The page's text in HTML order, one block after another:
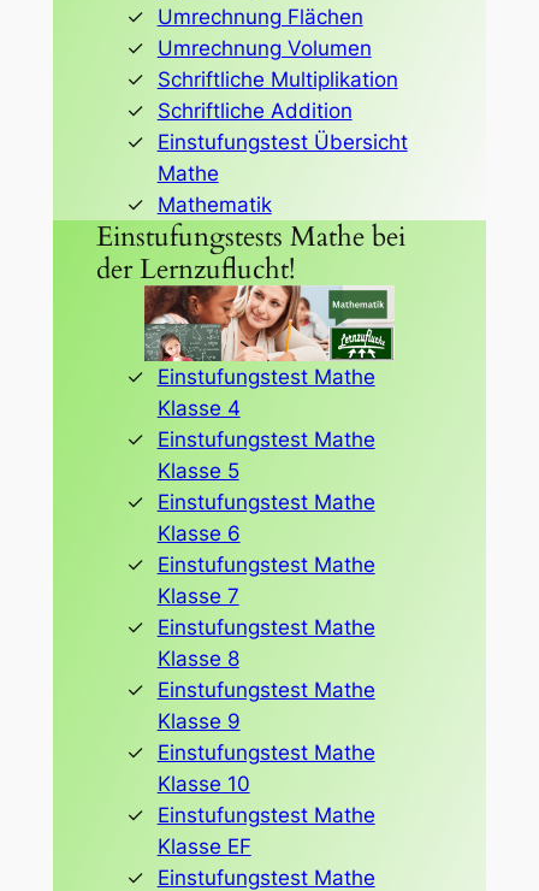
Umrechnung Flächen
Umrechnung Volumen
Schriftliche Multiplikation
Schriftliche Addition
Einstufungstest Übersicht
Mathe
Mathematik
Einstufungstests Mathe bei
der Lernzuflucht!
Einstufungstest Mathe
Klasse 4
Einstufungstest Mathe
Klasse 5
Einstufungstest Mathe
Klasse 6
Einstufungstest Mathe
Klasse 7
Einstufungstest Mathe
Klasse 8
Einstufungstest Mathe
Klasse 9
Einstufungstest Mathe
Klasse 10
Einstufungstest Mathe
Klasse EF
Einstufungstest Mathe